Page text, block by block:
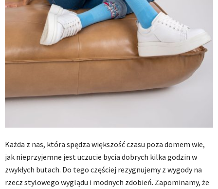
Każda z nas, która spędza większość czasu poza domem wie,
jak nieprzyjemne jest uczucie bycia dobrych kilka godzin w
zwykłych butach. Do tego częściej rezygnujemy z wygody na
rzecz stylowego wyglądu i modnych zdobień. Zapominamy, że